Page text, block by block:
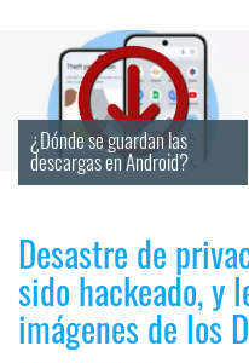
¿Dónde se guardan las
descargas en Android?
Desastre de
sido hackeado, y
imágenes de los